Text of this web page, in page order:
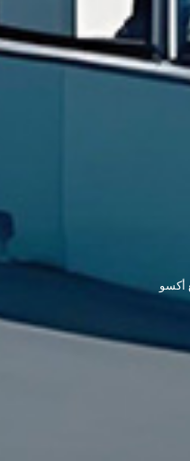
أكسو